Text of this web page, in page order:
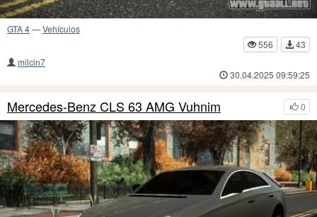
GTA 4—Vehículos
556
43
milcin7
30.04.2025 09:59:25
0
Mercedes-Benz CLS 63 AMG Vuhnim